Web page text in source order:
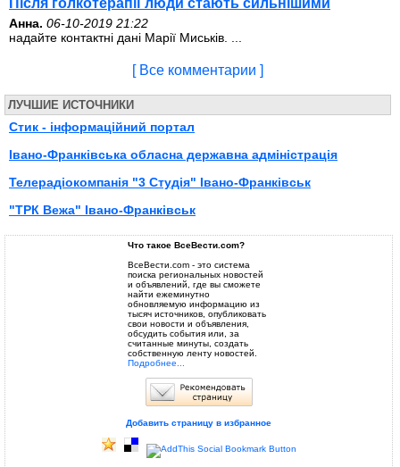
Після голкотерапії люди стають сильнішими
Анна. 06-10-2019 21:22
надайте контактні дані Марії Миськів. ...
[ Все комментарии ]
ЛУЧШИЕ ИСТОЧНИКИ
Стик - інформаційний портал
Івано-Франківська обласна державна адміністрація
Телерадіокомпанія "3 Студія" Івано-Франківськ
"ТРК Вежа" Івано-Франківськ
Что такое ВсеВести.com?
ВсеВести.com - это система
поиска региональных новостей
и объявлений, где вы сможете
найти ежеминутно
обновляемую информацию из
тысяч источников, опубликовать
свои новости и объявления,
обсудить события или, за
считанные минуты, создать
собственную ленту новостей.
Подробнее...
Добавить страницу в избранное